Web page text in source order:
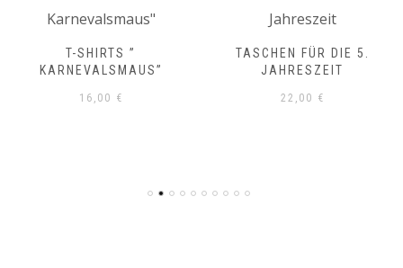
T-SHIRTS ”
KARNEVALSMAUS”
16,00 €
TASCHEN FÜR DIE 5.
JAHRESZEIT
22,00 €